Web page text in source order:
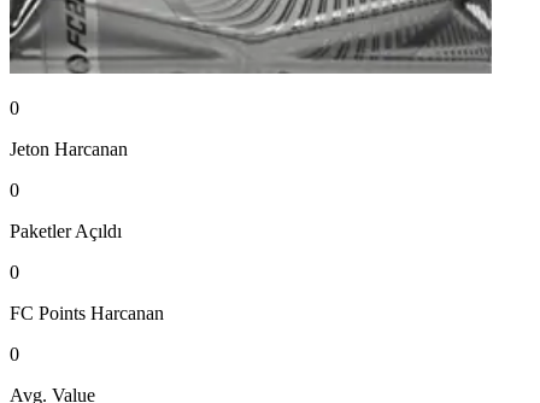
0
Jeton Harcanan
0
Paketler Açıldı
0
FC Points Harcanan
0
Avg. Value